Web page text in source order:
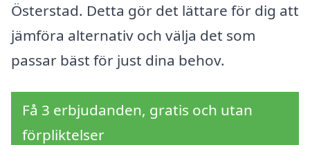
Österstad. Detta gör det lättare för dig att
jämföra alternativ och välja det som
passar bäst för just dina behov.
Få 3 erbjudanden, gratis och utan
förpliktelser